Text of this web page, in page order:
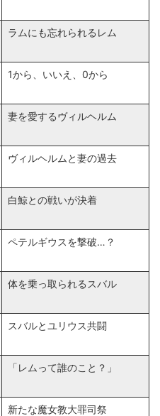
ラムにも忘れられるレム
1から、いいえ、0から
妻を愛するヴィルヘルム
ヴィルヘルムと妻の過去
白鯨との戦いが決着
ペテルギウスを撃破…？
体を乗っ取られるスバル
スバルとユリウス共闘
「レムって誰のこと？」
新たな魔女教大罪司祭